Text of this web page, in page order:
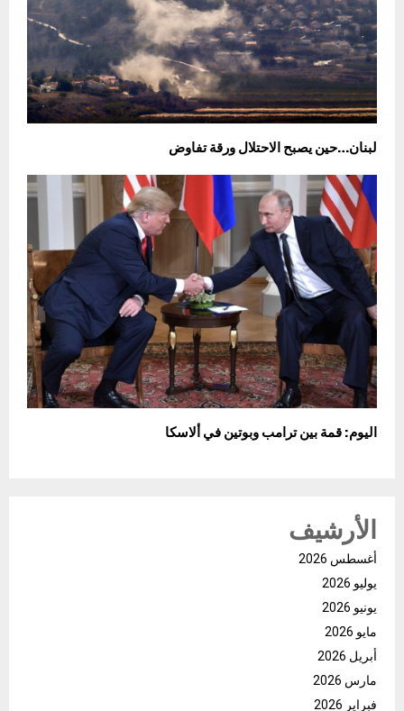
لبنان…حين يصبح الاحتلال ورقة تفاوض
اليوم: قمة بين ترامب وبوتين في ألاسكا
الأرشيف
أغسطس 2026
يوليو 2026
يونيو 2026
مايو 2026
أبريل 2026
مارس 2026
فبراير 2026